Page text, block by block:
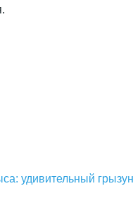
удивительный грызун